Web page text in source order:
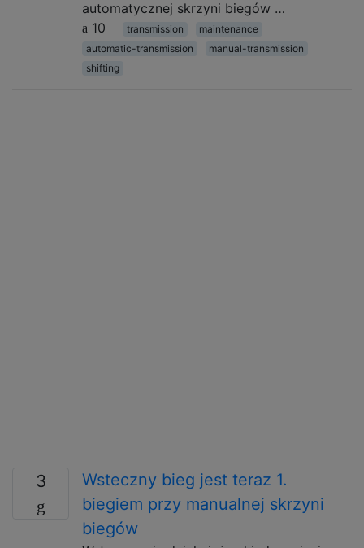
automatycznej skrzyni biegów …
10
transmission
maintenance
automatic-transmission
manual-transmission
shifting
3
Wsteczny bieg jest teraz 1.
biegiem przy manualnej skrzyni
biegów